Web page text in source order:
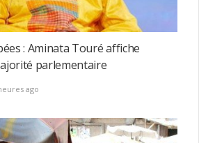
: Aminata Touré affiche
parlementaire
ago